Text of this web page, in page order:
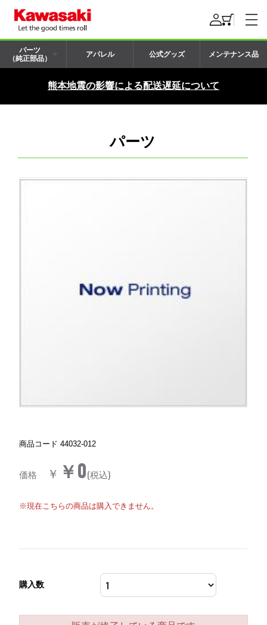
パーツ
（純正部品）
アパレル 公式グッズ メンテナンス品
熊本地震の影響による配送遅延について
パーツ
商品コード 44032-012
価格 ￥ ￥0(税込)
※現在こちらの商品は購入できません。
購入数